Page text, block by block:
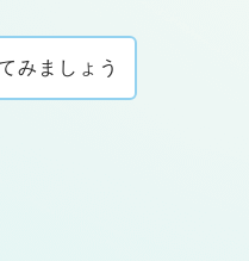
みましょう